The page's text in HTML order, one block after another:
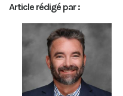
dI
n
g
er
Article rédigé par :